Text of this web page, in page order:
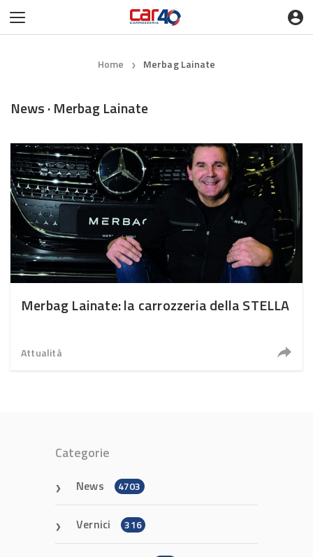
Home ❯ Merbag Lainate
News · Merbag Lainate
Merbag Lainate: la carrozzeria della STELLA
Attualità
Categorie
News 4703
Vernici 316